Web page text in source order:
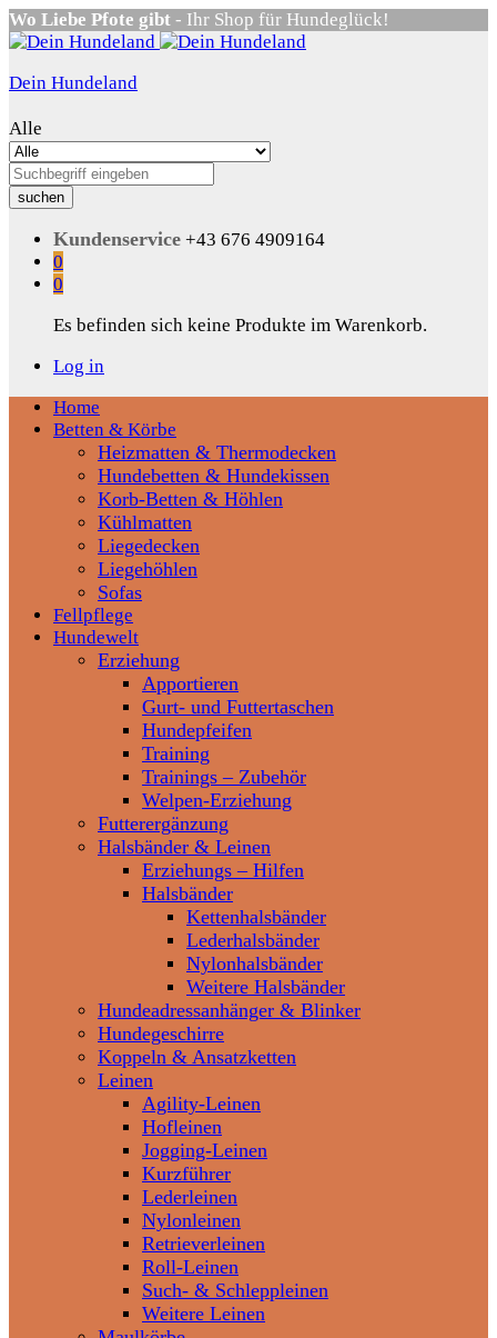
Wo Liebe Pfote gibt - Ihr Shop für Hundeglück!
Dein Hundeland
Alle
suchen
Kundenservice +43 676 4909164
0
0
Es befinden sich keine Produkte im Warenkorb.
Log in
Home
Betten & Körbe
Heizmatten & Thermodecken
Hundebetten & Hundekissen
Korb-Betten & Höhlen
Kühlmatten
Liegedecken
Liegehöhlen
Sofas
Fellpflege
Hundewelt
Erziehung
Apportieren
Gurt- und Futtertaschen
Hundepfeifen
Training
Trainings – Zubehör
Welpen-Erziehung
Futterergänzung
Halsbänder & Leinen
Erziehungs – Hilfen
Halsbänder
Kettenhalsbänder
Lederhalsbänder
Nylonhalsbänder
Weitere Halsbänder
Hundeadressanhänger & Blinker
Hundegeschirre
Koppeln & Ansatzketten
Leinen
Agility-Leinen
Hofleinen
Jogging-Leinen
Kurzführer
Lederleinen
Nylonleinen
Retrieverleinen
Roll-Leinen
Such- & Schleppleinen
Weitere Leinen